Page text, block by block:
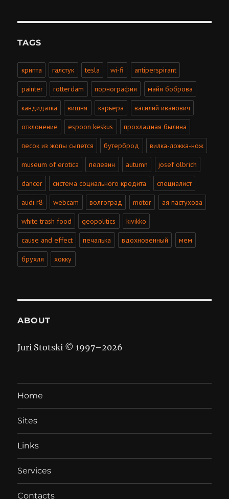
TAGS
крипта галстук tesla wi-fi antiperspirant
painter rotterdam порнография майя боброва
кандидатка вишня карьера василий иванович
отклонение espoon keskus прохладная былина
песок из жопы сыпется бутерброд вилка-ложка-нож
museum of erotica пелевин autumn josef olbrich
dancer система социального кредита специалист
audi r8 webcam волгоград motor ая пастухова
white trash food geopolitics kivikko
cause and effect печалька вдохновенный мем
брухля хокку
ABOUT
Juri Stotski © 1997–2026
Home
Sites
Links
Services
Contacts